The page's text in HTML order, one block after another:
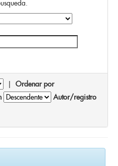
| Ordenar por
Autor/registro